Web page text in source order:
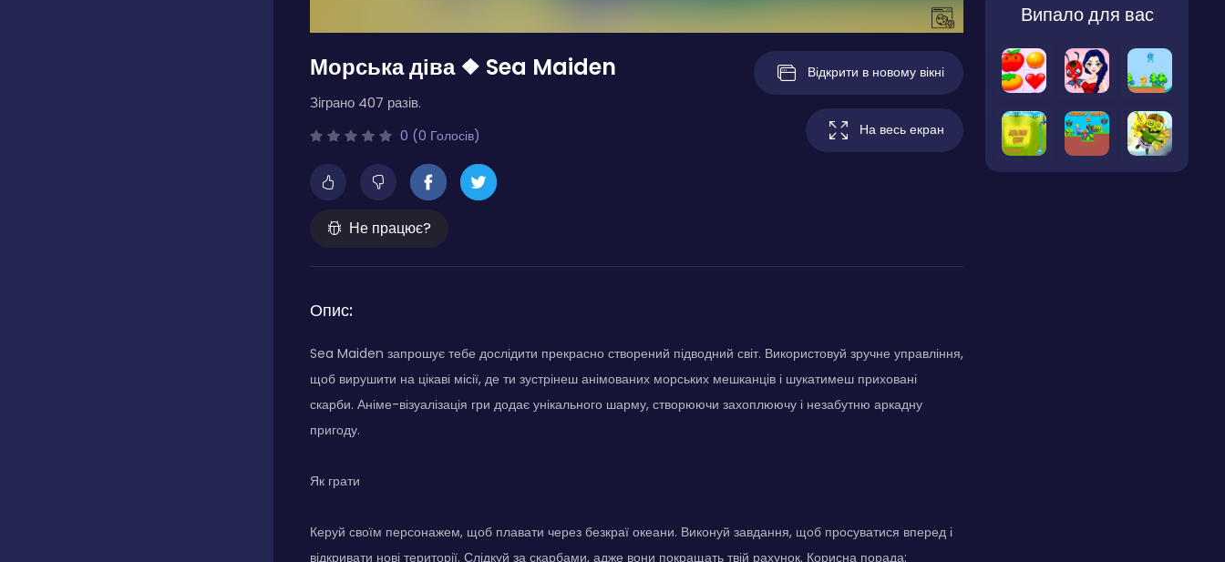
Морська діва ❖ Sea Maiden
Зіграно 407 разів.
0 (0 Голосів)
Не працює?
Відкрити в новому вікні
На весь екран
Опис:
Sea Maiden запрошує тебе дослідити прекрасно створений підводний світ. Використовуй зручне управління,
щоб вирушити на цікаві місії, де ти зустрінеш анімованих морських мешканців і шукатимеш приховані
скарби. Аніме-візуалізація гри додає унікального шарму, створюючи захоплюючу і незабутню аркадну
пригоду.
Як грати
Керуй своїм персонажем, щоб плавати через безкраї океани. Виконуй завдання, щоб просуватися вперед і
відкривати нові території. Слідкуй за скарбами, адже вони покращать твій рахунок. Корисна порада:
Випало для вас